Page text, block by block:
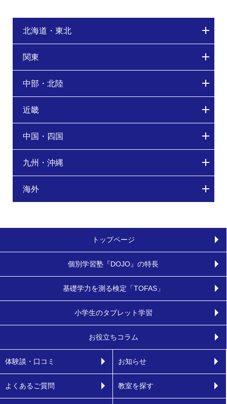
北海道・東北
関東
中部・北陸
近畿
中国・四国
九州・沖縄
海外
トップページ
個別学習塾『DOJO』の特長
基礎学力を測る検定「TOFAS」
小学生のタブレット学習
お役立ちコラム
体験談・口コミ お知らせ
よくあるご質問 教室を探す